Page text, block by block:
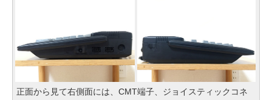
正面から見て右側面には、CMT端子、ジョイスティックコネ